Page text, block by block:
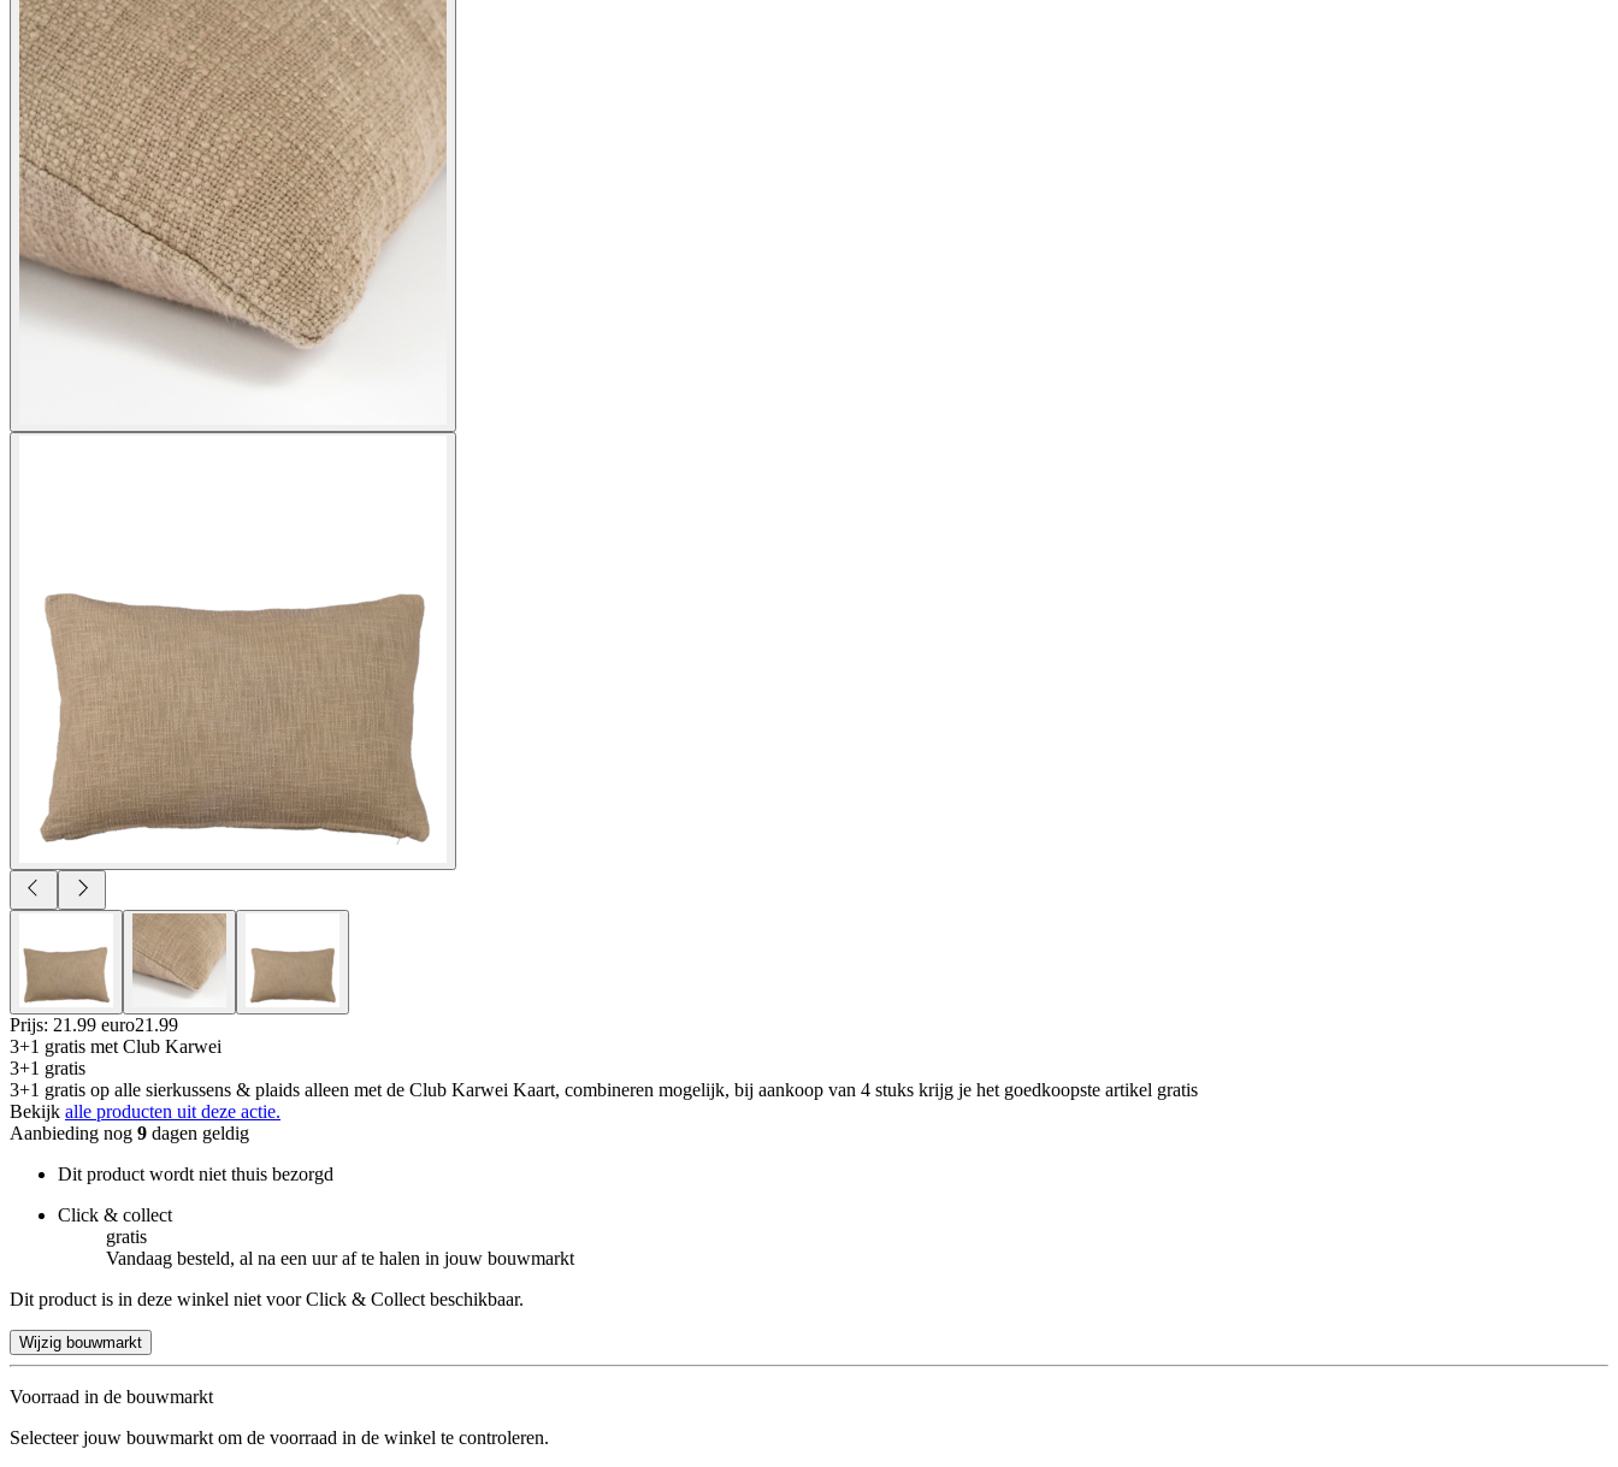
Prijs: 21.99 euro21 .99
3+1 gratis met Club Karwei
3+1 gratis
3+1 gratis op alle sierkussens & plaids alleen met de Club Karwei Kaart, combineren mogelijk, bij aankoop van 4 stuks krijg je het goedkoopste artikel gratis
Bekijk alle producten uit deze actie.
Aanbieding nog 9 dagen geldig
Dit product wordt niet thuis bezorgd
Click & collect
gratis
Vandaag besteld, al na een uur af te halen in jouw bouwmarkt
Dit product is in deze winkel niet voor Click & Collect beschikbaar.
Wijzig bouwmarkt
Voorraad in de bouwmarkt
Selecteer jouw bouwmarkt om de voorraad in de winkel te controleren.